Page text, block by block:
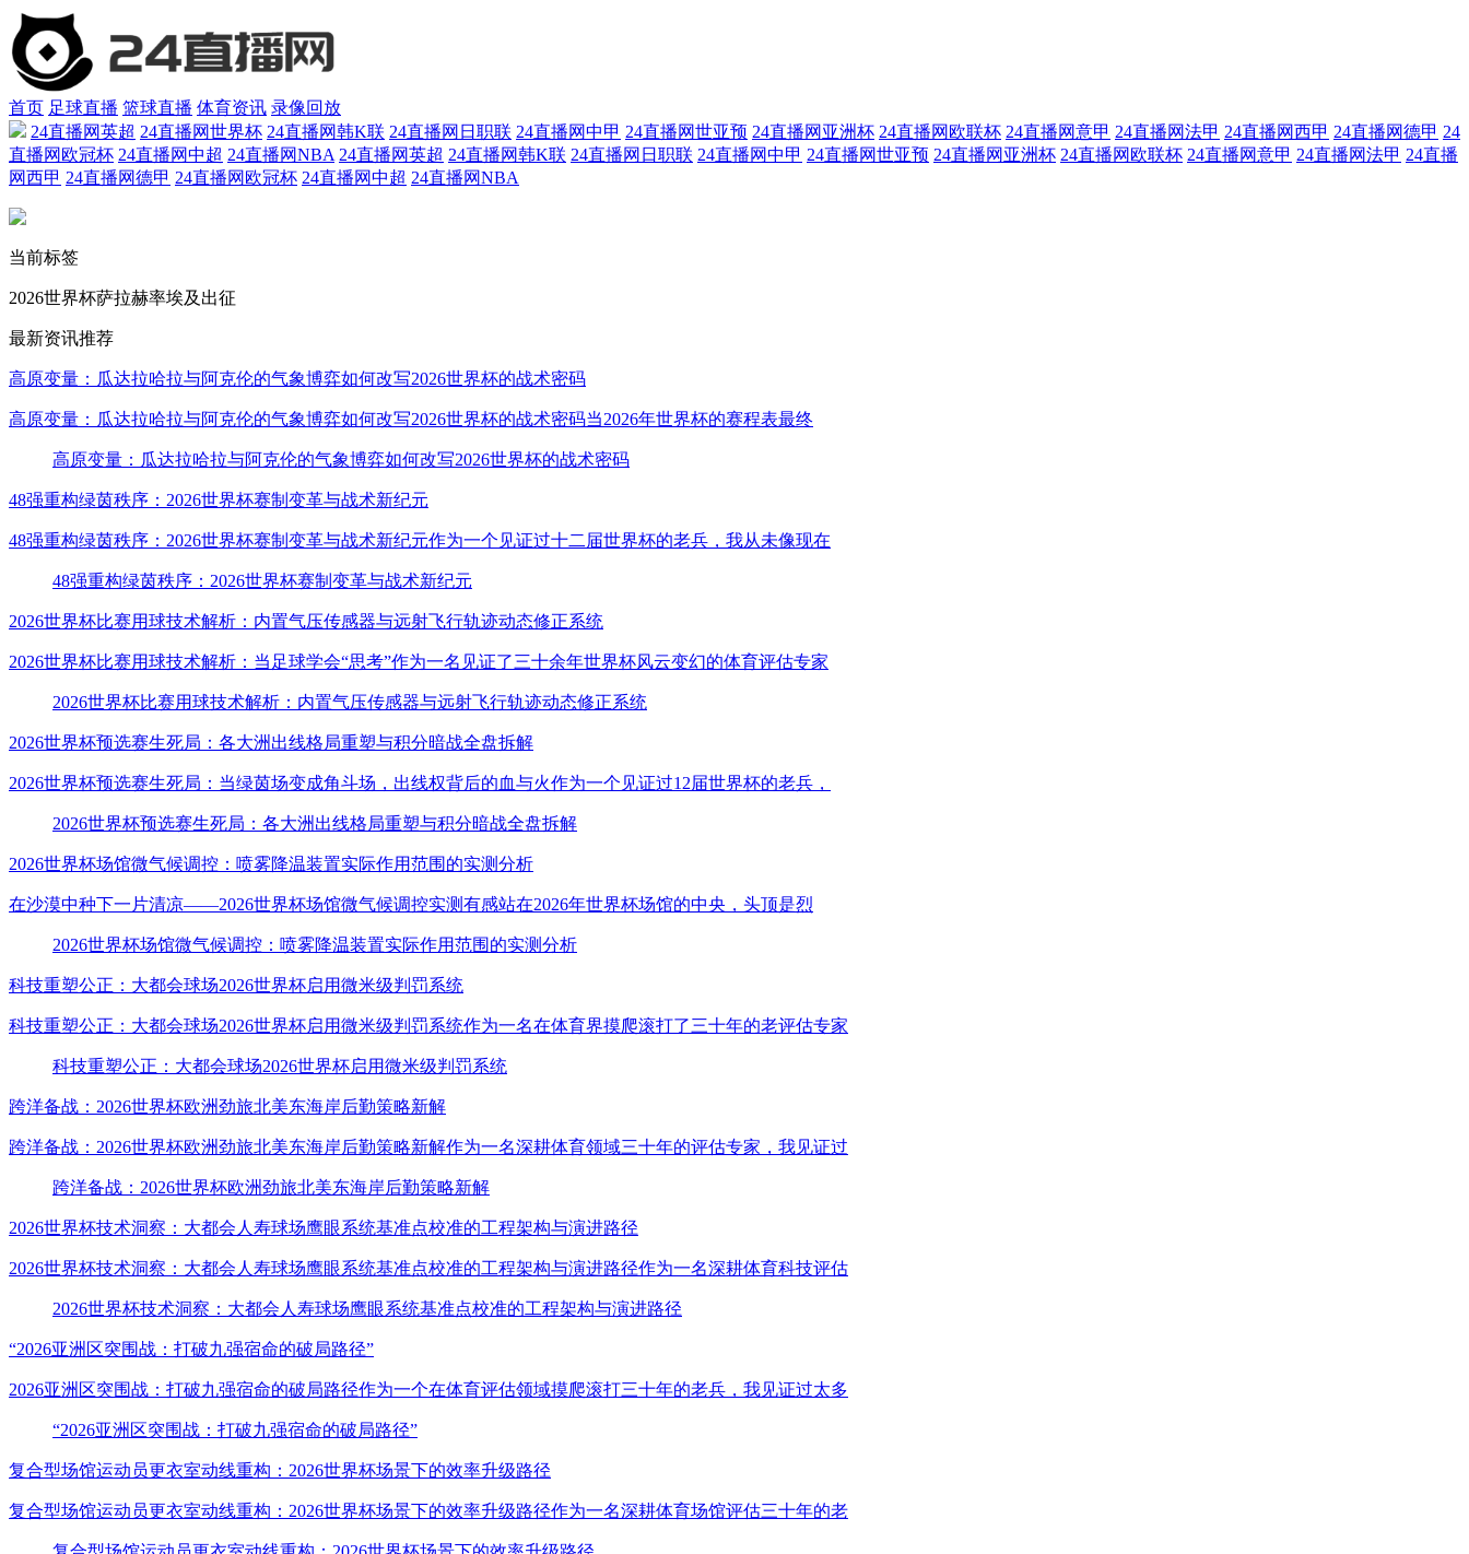
首页 足球直播 篮球直播 体育资讯 录像回放
24直播网英超 24直播网世界杯 24直播网韩K联 24直播网日职联 24直播网中甲 24直播网世亚预 24直播网亚洲杯 24直播网欧联杯 24直播网意甲 24直播网法甲 24直播网西甲 24直播网德甲 24
直播网欧冠杯 24直播网中超 24直播网NBA 24直播网英超 24直播网韩K联 24直播网日职联 24直播网中甲 24直播网世亚预 24直播网亚洲杯 24直播网欧联杯 24直播网意甲 24直播网法甲 24直播
网西甲 24直播网德甲 24直播网欧冠杯 24直播网中超 24直播网NBA
当前标签
2026世界杯萨拉赫率埃及出征
最新资讯推荐
高原变量：瓜达拉哈拉与阿克伦的气象博弈如何改写2026世界杯的战术密码
高原变量：瓜达拉哈拉与阿克伦的气象博弈如何改写2026世界杯的战术密码当2026年世界杯的赛程表最终
高原变量：瓜达拉哈拉与阿克伦的气象博弈如何改写2026世界杯的战术密码
48强重构绿茵秩序：2026世界杯赛制变革与战术新纪元
48强重构绿茵秩序：2026世界杯赛制变革与战术新纪元作为一个见证过十二届世界杯的老兵，我从未像现在
48强重构绿茵秩序：2026世界杯赛制变革与战术新纪元
2026世界杯比赛用球技术解析：内置气压传感器与远射飞行轨迹动态修正系统
2026世界杯比赛用球技术解析：当足球学会“思考”作为一名见证了三十余年世界杯风云变幻的体育评估专家
2026世界杯比赛用球技术解析：内置气压传感器与远射飞行轨迹动态修正系统
2026世界杯预选赛生死局：各大洲出线格局重塑与积分暗战全盘拆解
2026世界杯预选赛生死局：当绿茵场变成角斗场，出线权背后的血与火作为一个见证过12届世界杯的老兵，
2026世界杯预选赛生死局：各大洲出线格局重塑与积分暗战全盘拆解
2026世界杯场馆微气候调控：喷雾降温装置实际作用范围的实测分析
在沙漠中种下一片清凉——2026世界杯场馆微气候调控实测有感站在2026年世界杯场馆的中央，头顶是烈
2026世界杯场馆微气候调控：喷雾降温装置实际作用范围的实测分析
科技重塑公正：大都会球场2026世界杯启用微米级判罚系统
科技重塑公正：大都会球场2026世界杯启用微米级判罚系统作为一名在体育界摸爬滚打了三十年的老评估专家
科技重塑公正：大都会球场2026世界杯启用微米级判罚系统
跨洋备战：2026世界杯欧洲劲旅北美东海岸后勤策略新解
跨洋备战：2026世界杯欧洲劲旅北美东海岸后勤策略新解作为一名深耕体育领域三十年的评估专家，我见证过
跨洋备战：2026世界杯欧洲劲旅北美东海岸后勤策略新解
2026世界杯技术洞察：大都会人寿球场鹰眼系统基准点校准的工程架构与演进路径
2026世界杯技术洞察：大都会人寿球场鹰眼系统基准点校准的工程架构与演进路径作为一名深耕体育科技评估
2026世界杯技术洞察：大都会人寿球场鹰眼系统基准点校准的工程架构与演进路径
“2026亚洲区突围战：打破九强宿命的破局路径”
2026亚洲区突围战：打破九强宿命的破局路径作为一个在体育评估领域摸爬滚打三十年的老兵，我见证过太多
“2026亚洲区突围战：打破九强宿命的破局路径”
复合型场馆运动员更衣室动线重构：2026世界杯场景下的效率升级路径
复合型场馆运动员更衣室动线重构：2026世界杯场景下的效率升级路径作为一名深耕体育场馆评估三十年的老